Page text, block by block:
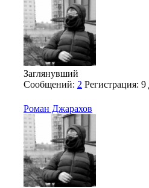
Заглянувший
Сообщений: 2 Регистрация: 9
Роман Джарахов